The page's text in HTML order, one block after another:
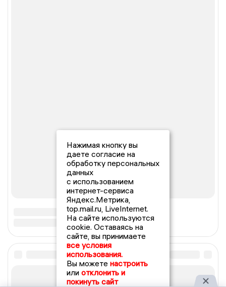
Нажимая кнопку вы
даете согласие на
обработку персональных
данных
с использованием
интернет-сервиса
Яндекс.Метрика,
top.mail.ru, LiveInternet.
На сайте используются
cookie. Оставаясь на
сайте, вы принимаете
все условия
использования.
Вы можете настроить
или отклонить и
покинуть сайт